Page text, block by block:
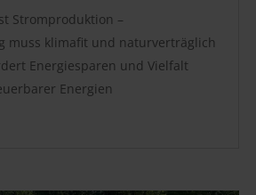
Stromproduktion –
muss klimafit und naturverträglich
Energiesparen und Vielfalt
Energien